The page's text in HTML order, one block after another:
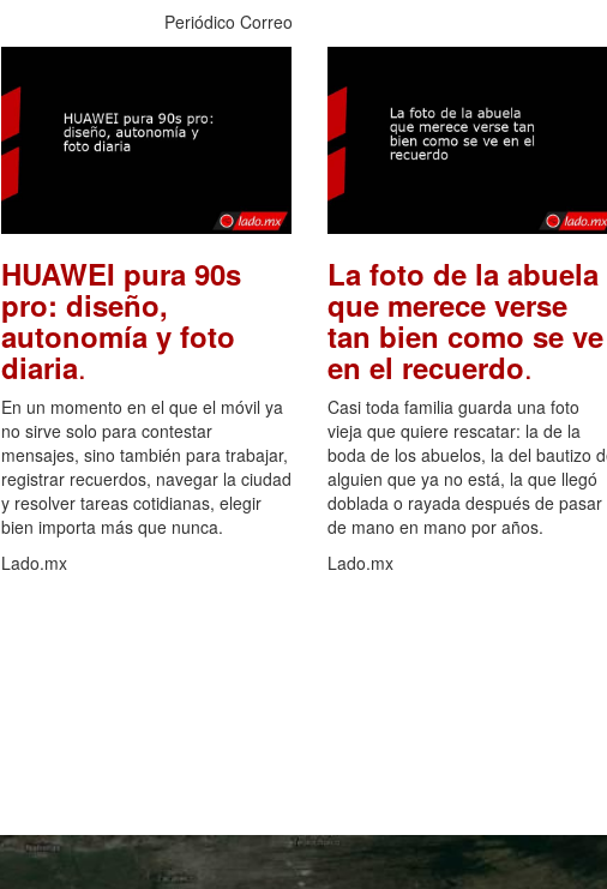
Periódico Correo
HUAWEI pura 90s
pro: diseño,
autonomía y foto
diaria.
En un momento en el que el móvil ya
no sirve solo para contestar
mensajes, sino también para trabajar,
registrar recuerdos, navegar la ciudad
y resolver tareas cotidianas, elegir
bien importa más que nunca.
Lado.mx
La foto de la abuela
que merece verse
tan bien como se ve
en el recuerdo.
Casi toda familia guarda una foto
vieja que quiere rescatar: la de la
boda de los abuelos, la del bautizo
alguien que ya no está, la que llegó
doblada o rayada después de pasar
de mano en mano por años.
Lado.mx